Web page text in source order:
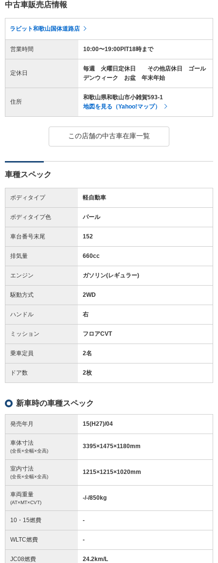
中古車販売店情報
ラビット和歌山国体道路店
営業時間 10:00〜19:00PIT18時まで
定休日
毎週 火曜日定休日 その他店休日 ゴール
デンウィーク お盆 年末年始
住所
和歌山県和歌山市小雑賀593-1
地図を見る（Yahoo!マップ）
この店舗の中古車在庫一覧
車種スペック
ボディタイプ 軽自動車
ボディタイプ色 パール
車台番号末尾 152
排気量 660cc
エンジン ガソリン(レギュラー)
駆動方式 2WD
ハンドル 右
ミッション フロアCVT
乗車定員 2名
ドア数 2枚
新車時の車種スペック
発売年月 15(H27)/04
車体寸法
(全長×全幅×全高)
3395×1475×1180mm
室内寸法
(全長×全幅×全高)
1215×1215×1020mm
車両重量
(AT×MT×CVT)
-/-/850kg
10・15燃費 -
WLTC燃費 -
JC08燃費 24.2km/L